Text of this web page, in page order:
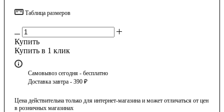
Таблица размеров
Купить
Купить в 1 клик
Самовывоз сегодня - бесплатно
Доставка завтра - 390 ₽
Цена действительна только для интернет-магазина и может отличаться от цен
в розничных магазинах